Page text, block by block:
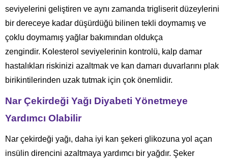
seviyelerini geliştiren ve aynı zamanda trigliserit düzeylerini
bir dereceye kadar düşürdüğü bilinen tekli doymamış ve
çoklu doymamış yağlar bakımından oldukça
zengindir. Kolesterol seviyelerinin kontrolü, kalp damar
hastalıkları riskinizi azaltmak ve kan damarı duvarlarını plak
birikintilerinden uzak tutmak için çok önemlidir.
Nar Çekirdeği Yağı Diyabeti Yönetmeye
Yardımcı Olabilir
Nar çekirdeği yağı, daha iyi kan şekeri glikozuna yol açan
insülin direncini azaltmaya yardımcı bir yağdır. Şeker